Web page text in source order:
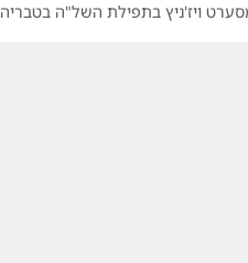
ויז'ניץ בתפילת השל"ה בטבריה